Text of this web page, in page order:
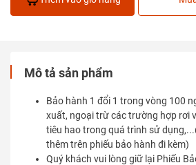
Mô tả sản phẩm
Bảo hành 1 đổi 1 trong vòng 100
xuất, ngoại trừ các trường hợp rơi
tiêu hao trong quá trình sử
thêm trên phiếu bảo hành đi kèm)
Quý khách vui lòng giữ lại Phiếu